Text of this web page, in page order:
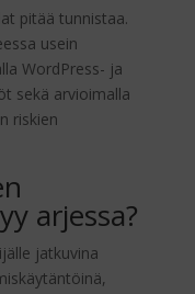
pitää tunnistaa.
usein
WordPress- ja
sekä arvioimalla
riskien
arjessa?
jatkuvina